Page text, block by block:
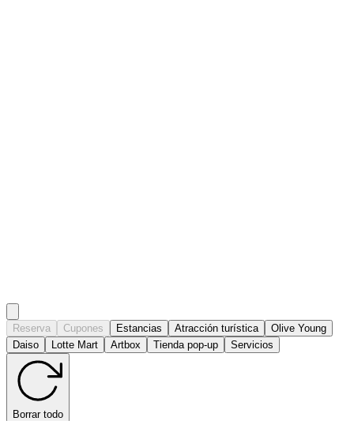
Reserva Cupones Estancias Atracción turística
Olive Young
Daiso
Lotte Mart Artbox Tienda pop-up Servicios
Borrar todo